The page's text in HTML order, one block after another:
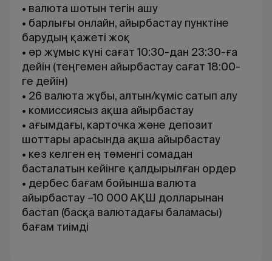
• валюта шотын тегін ашу
• барлығы онлайн, айырбастау пунктіне
барудың қажеті жоқ
• әр жұмыс күні сағат 10:30-дан 23:30-ға
дейін (теңгемен айырбастау сағат 18:00-
ге дейін)
• 26 валюта жұбы, алтын/күміс сатып алу
• комиссиясыз ақша айырбастау
• ағымдағы, карточка және депозит
шоттары арасында ақша айырбастау
• кез келген ең төменгі сомадан
басталатын кейінге қалдырылған ордер
• дербес бағам бойынша валюта
айырбастау –10 000 АҚШ долларынан
бастап (басқа валютадағы баламасы)
бағам тиімді